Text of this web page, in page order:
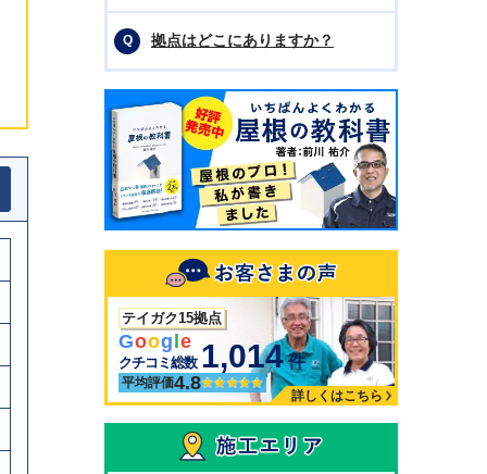
拠点はどこにありますか？
テイガク15拠点
Goog le
クチコミ総数 1,014 件
平均評価4.8
詳しくはこちら